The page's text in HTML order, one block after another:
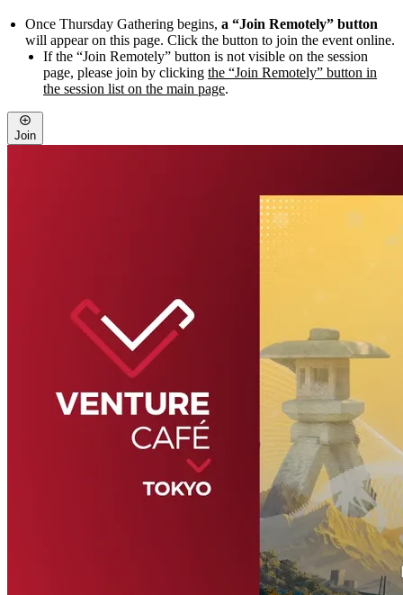
Once Thursday Gathering begins, a “Join Remotely” button
will appear on this page. Click the button to join the event online.
If the “Join Remotely” button is not visible on the session
page, please join by clicking the “Join Remotely” button in
the session list on the main page.
Join